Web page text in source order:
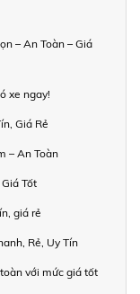
– An Toàn – Giá
xe ngay!
Giá Rẻ
– An Toàn
Tốt
giá rẻ
Rẻ, Uy Tín
với mức giá tốt